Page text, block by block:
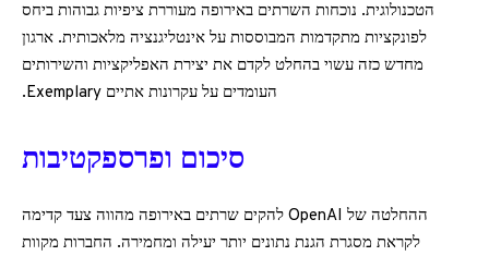
הטכנולוגית. נוכחות השרתים באירופה מעוררת ציפיות גבוהות ביחס
לפונקציות מתקדמות המבוססות על אינטליגנציה מלאכותית. ארגון
מחדש כזה עשוי בהחלט לקדם את יצירת האפליקציות והשירותים
העומדים על עקרונות אתיים Exemplary.
סיכום ופרספקטיבות
ההחלטה של OpenAI להקים שרתים באירופה מהווה צעד קדימה
לקראת מסגרת הגנת נתונים יותר יעילה ומחמירה. החברות מקוות